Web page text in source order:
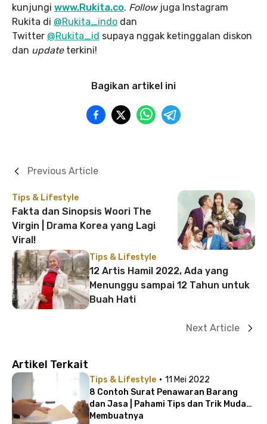
kunjungi www.Rukita.co. Follow juga Instagram
Rukita di @Rukita_indo dan
Twitter @Rukita_id supaya nggak ketinggalan diskon
dan update terkini!
Bagikan artikel ini
Tips & Lifestyle
Fakta dan Sinopsis Woori The
Virgin | Drama Korea yang Lagi
Viral!
Previous Article
Tips & Lifestyle
12 Artis Hamil 2022, Ada yang
Menunggu sampai 12 Tahun untuk
Buah Hati
Next Article
Artikel Terkait
Tips & Lifestyle · 11 Mei 2022
8 Contoh Surat Penawaran Barang
dan Jasa | Pahami Tips dan Trik Mudah
Membuatnya